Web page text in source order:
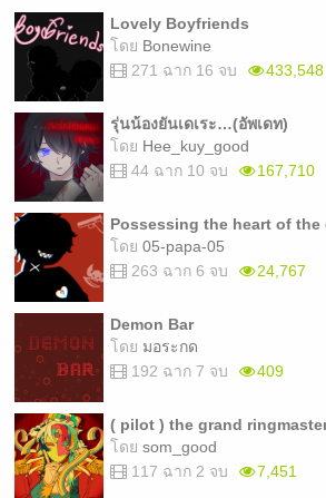
Lovely Boyfriends
โดย Bonewine
271 ฉาก 16 จบ
433,548
รุ่นน้องยันเดเระ…(อัพเดท)
โดย Hee_kuy_good
44 ฉาก 10 จบ
167,710
Possessing the heart of the
โดย 05-papa-05
263 ฉาก 6 จบ
24,767
Demon Bar
โดย มอระกด
192 ฉาก 7 จบ
409
( pilot ) the grand
โดย som_good
117 ฉาก 2 จบ
7,451